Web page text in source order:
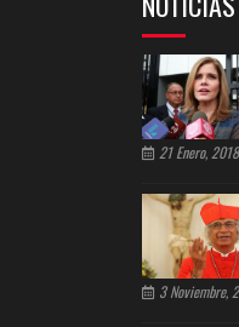
21 Enero, 2018
3 Noviembre,